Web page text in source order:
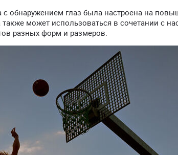
с обнаружением глаз была настроена на
также может использоваться в сочетании с
разных форм и размеров.